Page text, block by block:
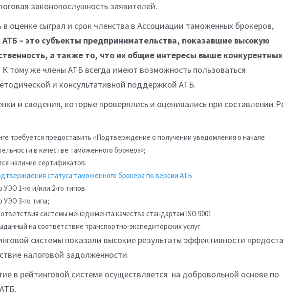
законопослушность заявителей.
оценке сыграл и срок членства в Ассоциации таможенных брокеров,
АТБ – это субъекты предпринимательства, показавшие высокую
а также то, что их общие интересы выше конкурентных
К тому же члены АТБ всегда имеют возможность пользоваться
и консультативной поддержкой АТБ.
и сведения, которые проверялись и оценивались при составлении
требуется предоставить «Подтверждение о получении уведомления о начале
в качестве таможенного брокера»;
наличие сертификатов:
статуса таможенного брокера по версии АТБ
1-го и/или 2-го типов
3-го типа;
системы менеджмента качества стандартам ISO 9001
на соответствие транспортно-экспедиторских услуг.
системы показали высокие результаты эффективности
налоговой задолженности.
в рейтинговой системе осуществляется на добровольной основе по